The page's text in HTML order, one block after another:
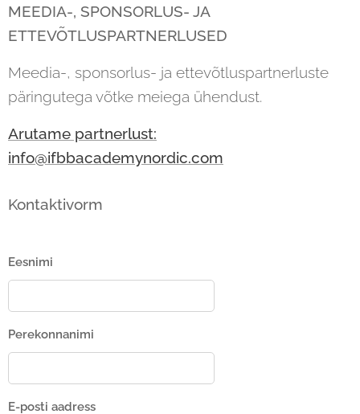
MEEDIA-, SPONSORLUS- JA
ETTEVÕTLUSPARTNERLUSED
Meedia-, sponsorlus- ja ettevõtluspartnerluste
päringutega võtke meiega ühendust.
Arutame partnerlust:
info@ifbbacademynordic.com
Kontaktivorm
Eesnimi
Perekonnanimi
E-posti aadress